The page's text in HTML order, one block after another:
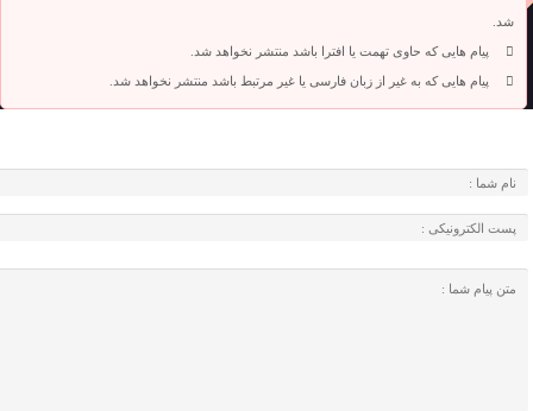
شد.
پیام هایی که حاوی تهمت یا افترا باشد منتشر نخواهد شد.
پیام هایی که به غیر از زبان فارسی یا غیر مرتبط باشد منتشر نخواهد شد.